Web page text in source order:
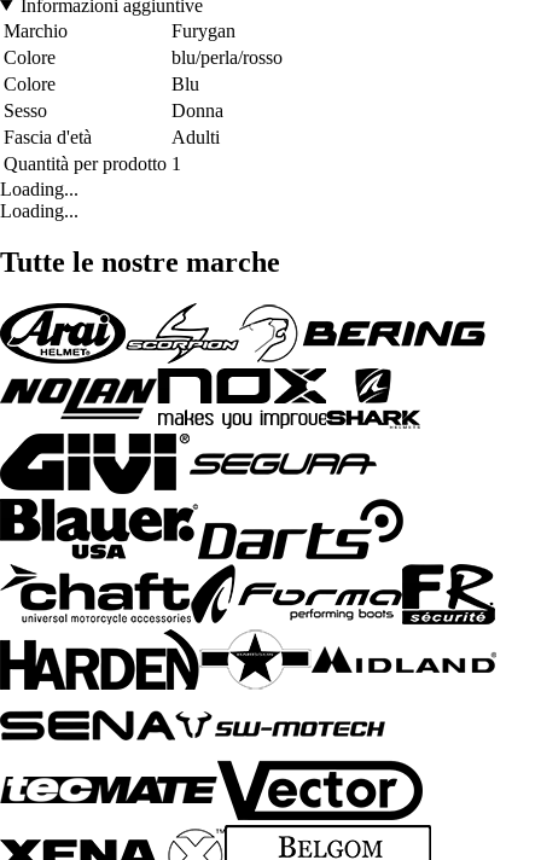
Informazioni aggiuntive
Marchio
Furygan
Colore
blu/perla/rosso
Colore
Blu
Sesso
Donna
Fascia d'età
Adulti
Quantità per prodotto 1
Loading...
Loading...
Tutte le nostre marche